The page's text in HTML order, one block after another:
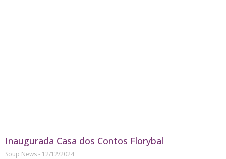
Inaugurada Casa dos Contos Florybal
Soup News
12/12/2024